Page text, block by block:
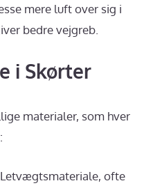
mere luft over sig i
bedre vejgreb.
i Skørter
materialer, som hver
Letvægtsmateriale, ofte